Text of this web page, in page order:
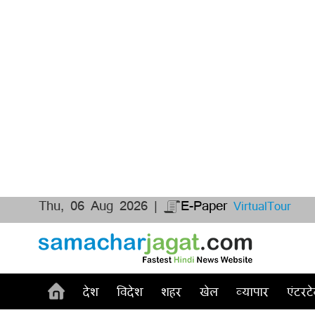
Thu, 06 Aug 2026 | E-Paper VirtualTour
देश विदेश शहर खेल व्यापार